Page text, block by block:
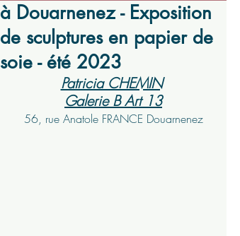
à Douarnenez - Exposition
de sculptures en papier de
soie - été 2023
Patricia CHEMIN
Galerie B Art 13
56, rue Anatole FRANCE Douarnenez